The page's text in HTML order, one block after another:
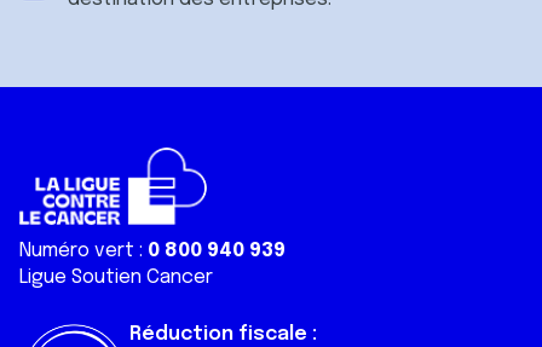
Numéro vert : 0 800 940 939
Ligue Soutien Cancer
Réduction fiscale :